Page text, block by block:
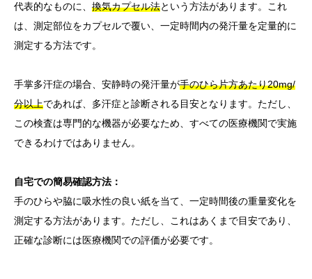
代表的なものに、 換気カプセル法という方法があります。これ
は、測定部位をカプセルで覆い、一定時間内の発汗量を定量的に
測定する方法です。
手掌多汗症の場合、安静時の発汗量が手のひら片方あたり20mg/
分以上であれば、多汗症と診断される目安となります。ただし、
この検査は専門的な機器が必要なため、すべての医療機関で実施
できるわけではありません。
自宅での簡易確認方法：
手のひらや脇に吸水性の良い紙を当て、一定時間後の重量変化を
測定する方法があります。ただし、これはあくまで目安であり、
正確な診断には医療機関での評価が必要です。